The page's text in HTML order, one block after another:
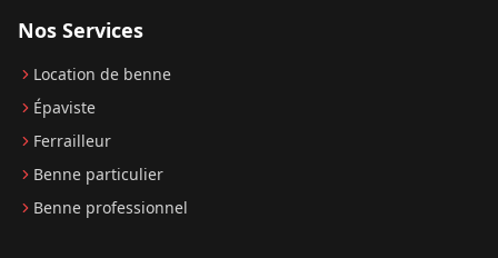
Nos Services
Location de benne
Épaviste
Ferrailleur
Benne particulier
Benne professionnel